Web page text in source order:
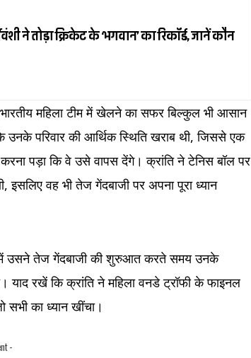
ने तोड़ा क्रिकेट के ‘भगवान’ का रिकॉर्ड, जानें कौन
भारतीय महिला टीम में खेलने का सफर बिल्कुल भी आसान
उनके परिवार की आर्थिक स्थिति खराब थी, जिससे एक
करना पड़ा कि वे उसे वापस देंगे। क्रांति ने टेनिस बॉल पर
वह भी तेज गेंदबाजी पर अपना पूरा ध्यान
उसने तेज गेंदबाजी की शुरुआत करते समय उनके
याद रखें कि क्रांति ने महिला वनडे ट्रॉफी के फाइनल
का ध्यान खींचा।
-